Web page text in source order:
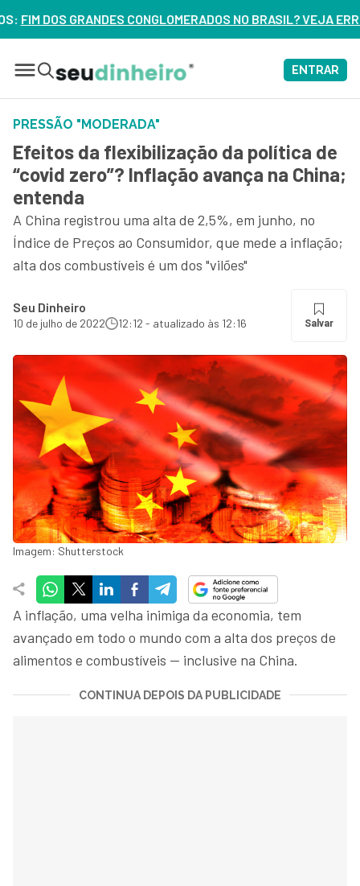
NO BRASIL? VEJA ERROS DE 3 DELES – ASSISTA
ENTRAR
PRESSÃO "MODERADA"
Efeitos da flexibilização da política de
“covid zero”? Inflação avança na China;
entenda
A China registrou uma alta de 2,5%, em junho, no
Índice de Preços ao Consumidor, que mede a inflação;
alta dos combustíveis é um dos "vilões"
Seu Dinheiro
10 de julho de 2022 12:12 - atualizado às 12:16 Salvar
Imagem: Shutterstock
A inflação, uma velha inimiga da economia, tem
avançado em todo o mundo com a alta dos preços de
alimentos e combustíveis — inclusive na China.
CONTINUA DEPOIS DA PUBLICIDADE